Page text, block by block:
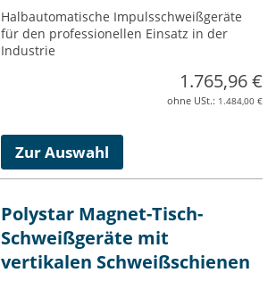
Halbautomatische Impulsschweißgeräte
für den professionellen Einsatz in der
Industrie
1.765,96 €
1.484,00 €
Zur Auswahl
Polystar Magnet-Tisch-
Schweißgeräte mit
vertikalen Schweißschienen